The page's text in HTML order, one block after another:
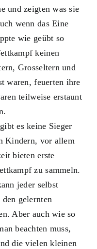
und zeigten was sie
wenn das Eine
wie geübt so
keinen
Grosseltern und
waren, feuerten ihre
teilweise erstaunt
es keine Sieger
Kindern, vor allem
bieten erste
zu sammeln.
jeder selbst
gelernten
Aber auch wie so
beachten muss,
die vielen kleinen